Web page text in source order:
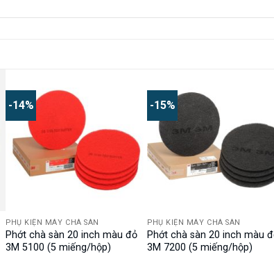
-14%
PHỤ KIỆN MÁY CHÀ SÀN
Phớt chà sàn 20 inch màu đỏ
3M 5100 (5 miếng/hộp)
-15%
PHỤ KIỆN MÁY CHÀ SÀN
Phớt chà sàn 20 inch màu
3M 7200 (5 miếng/hộp)